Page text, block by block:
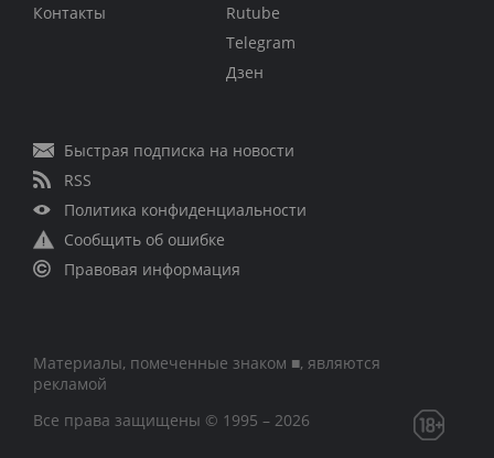
Контакты
Rutube
Telegram
Дзен
Быстрая подписка на новости
RSS
Политика конфиденциальности
Сообщить об ошибке
Правовая информация
Материалы, помеченные знаком ■, являются
рекламой
Все права защищены © 1995 – 2026